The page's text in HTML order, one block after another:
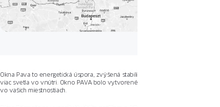
Okna Pava to energetická úspora, zvýšená stabilita konštrukcie a až o 10 %
viac svetla vo vnútri. Okno PAVA bolo vytvorené, aby udržalo čo najviac tepla
vo vašich miestnostiach.